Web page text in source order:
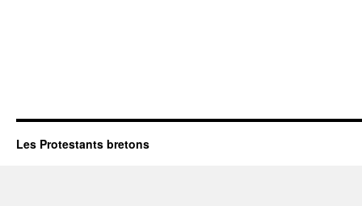
Les Protestants bretons